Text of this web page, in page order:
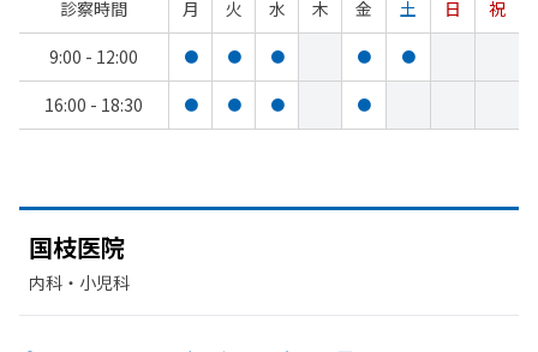
診察時間 月 火 水 木 金 土 日
祝
9:00 - 12:00
● ● ● ● ●
16:00 - 18:30 ● ● ● ●
国枝医院
内科・​小児科